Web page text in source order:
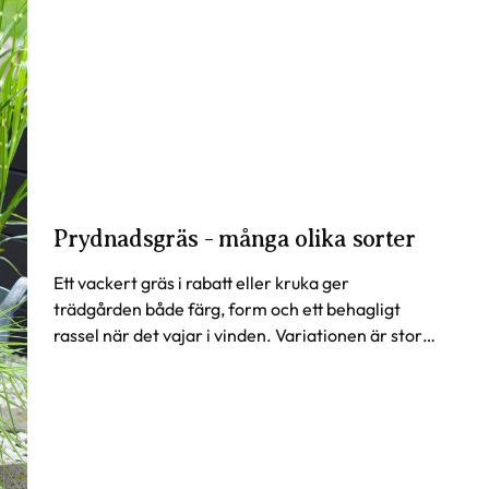
också tappar blad. Om din växt har några
är döende eller av dålig kvalitet. Vi
blad vid ankomst.
för att säkerställa hög kvalitet på våra
nyttodjur (skinnbaggar, nematoder,
för att bespruta växter med kemikalier, även
skulle få ett nyttodjur på din växt vid leverans,
eller plocka bort det.
Prydnadsgräs - många olika sorter
Ett vackert gräs i rabatt eller kruka ger
trädgården både färg, form och ett behagligt
rassel när det vajar i vinden. Variationen är stor,